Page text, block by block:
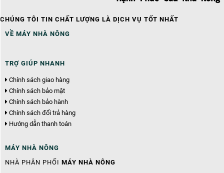
CHÚNG TÔI TIN CHẤT LƯỢNG LÀ DỊCH VỤ TỐT NHẤT
VỀ MÁY NHÀ NÔNG
TRỢ GIÚP NHANH
Chính sách giao hàng
Chính sách bảo mật
Chính sách bảo hành
Chính sách đổi trả hàng
Hướng dẫn thanh toán
MÁY NHÀ NÔNG
NHÀ PHÂN PHỐI MÁY NHÀ NÔNG